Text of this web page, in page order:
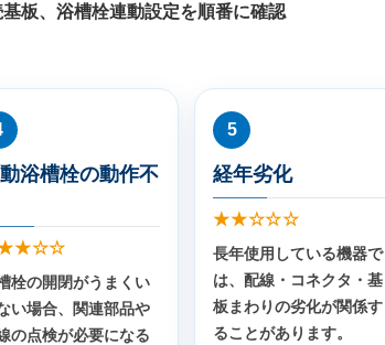
板、浴槽栓連動設定を順番に確認
浴槽栓の動作不
栓の開閉がうまくい
い場合、関連部品や
の点検が必要になる
5
経年劣化
★★☆☆☆
長年使用している機器で
は、配線・コネクタ・基
板まわりの劣化が関係す
ることがあります。